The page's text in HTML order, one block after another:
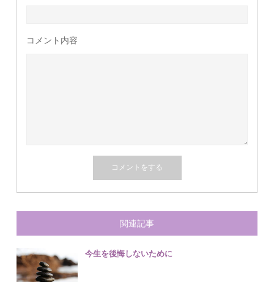
コメント内容
関連記事
今生を後悔しないために